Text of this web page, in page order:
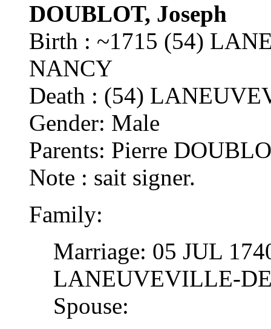
DOUBLOT, Joseph
Birth : ~1715 (54)
NANCY
Death : (54)
Gender: Male
Parents: Pierre
Note : sait signer.
Family:
Marriage: 05 JUL
LANEUVEVILLE-
Spouse: